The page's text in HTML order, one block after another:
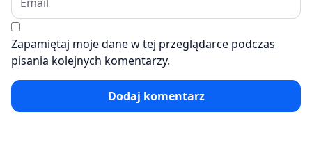
Zapamiętaj moje dane w tej przeglądarce podczas
pisania kolejnych komentarzy.
Dodaj komentarz